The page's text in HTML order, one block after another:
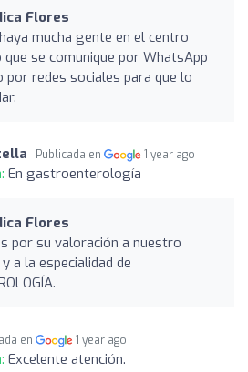
Flores
mucha gente en el centro
que se comunique por WhatsApp
por redes sociales para que lo
Publicada en 1 year ago
En gastroenterología
Flores
por su valoración a nuestro
a la especialidad de
en 1 year ago
Excelente atención.